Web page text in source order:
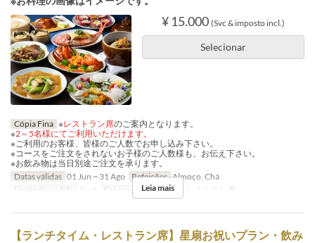
¥ 15.000 (Svc & imposto incl.)
Selecionar
Cópia Fina ※レストラン席のご案内となります。
※2～5名様にてご利用いただけます。
※ご利用のお客様、皆様のご人数でお申し込み下さい。
※コースをご注文をされないお子様のご人数様も、お伝え下さい。
※お飲み物は当日別途ご注文を承ります。
Datas válidas 01 Jun ~ 31 Ago Refeições Almoço, Chá
Limite de pedido
2 ~ 5 Categoria de Assento レストラン席
Leia mais
【ランチタイム・レストラン席】星扇お祝いプラン・飲み